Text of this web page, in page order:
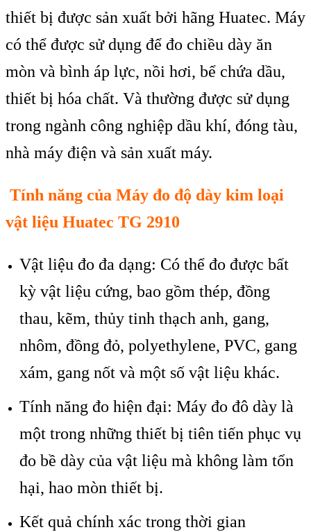
thiết bị được sản xuất bởi hãng Huatec. Máy
có thể được sử dụng để đo chiều dày ăn
mòn và bình áp lực, nồi hơi, bể chứa dầu,
thiết bị hóa chất. Và thường được sử dụng
trong ngành công nghiệp dầu khí, đóng tàu,
nhà máy điện và sản xuất máy.
Tính năng của Máy đo độ dày kim loại
vật liệu Huatec TG 2910
Vật liệu đo đa dạng: Có thể đo được bất
kỳ vật liệu cứng, bao gồm thép, đồng
thau, kẽm, thủy tinh thạch anh, gang,
nhôm, đồng đỏ, polyethylene, PVC, gang
xám, gang nốt và một số vật liệu khác.
Tính năng đo hiện đại: Máy đo đô dày là
một trong những thiết bị tiên tiến phục vụ
đo bề dày của vật liệu mà không làm tổn
hại, hao mòn thiết bị.
Kết quả chính xác trong thời gian